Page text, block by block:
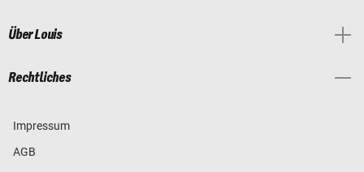
Über Louis
Rechtliches
Impressum
AGB